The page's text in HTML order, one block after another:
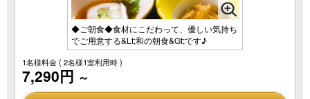
◆ご朝食◆食材にこだわって、優しい気持ち
でご用意する&Lt;和の朝食&Gt;です♪
1名様料金( 2名様1室利用時 )
7,290円 ～